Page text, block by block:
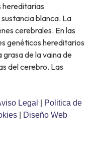
blanca. La
cerebrales. En las
genéticos hereditarios
de la vaina de
del cerebro. Las
Legal
Politica de
Diseño Web